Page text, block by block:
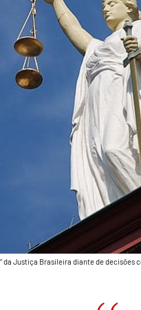
da Justiça Brasileira diante de decisões